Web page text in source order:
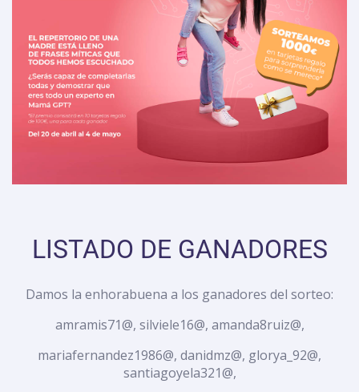
LISTADO DE GANADORES
Damos la enhorabuena a los ganadores del sorteo:
amramis71@, silviele16@, amanda8ruiz@,
mariafernandez1986@, danidmz@, glorya_92@,
santiagoyela321@,